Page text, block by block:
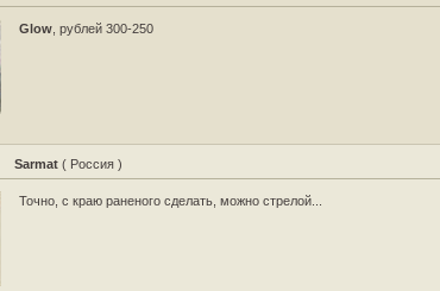
Glow , рублей 300-250
Sarmat ( Россия )
Точно, с краю раненого сделать, можно стрелой...